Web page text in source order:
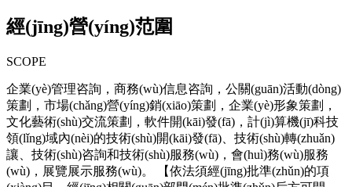
經(jīng)營(yíng)范圍
SCOPE
企業(yè)管理咨詢，商務(wù)信息咨詢，公關(guān)活動(dòng)
策劃，市場(chǎng)營(yíng)銷(xiāo)策劃，企業(yè)形象策劃，
文化藝術(shù)交流策劃，軟件開(kāi)發(fā)，計(jì)算機(jī)科技
領(lǐng)域內(nèi)的技術(shù)開(kāi)發(fā)、技術(shù)轉(zhuǎn)
讓、技術(shù)咨詢和技術(shù)服務(wù)，會(huì)務(wù)服務
(wù)，展覽展示服務(wù)。 【依法須經(jīng)批準(zhǔn)的項